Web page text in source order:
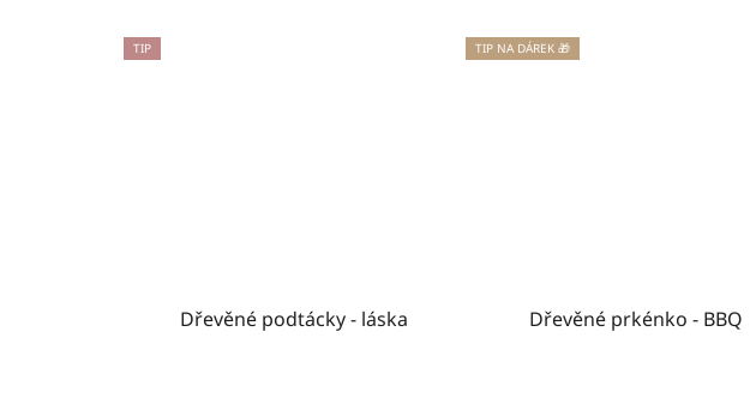
TIP
Dřevěné podtácky - láska
TIP NA DÁREK 🎁
Dřevěné prkénko - BBQ